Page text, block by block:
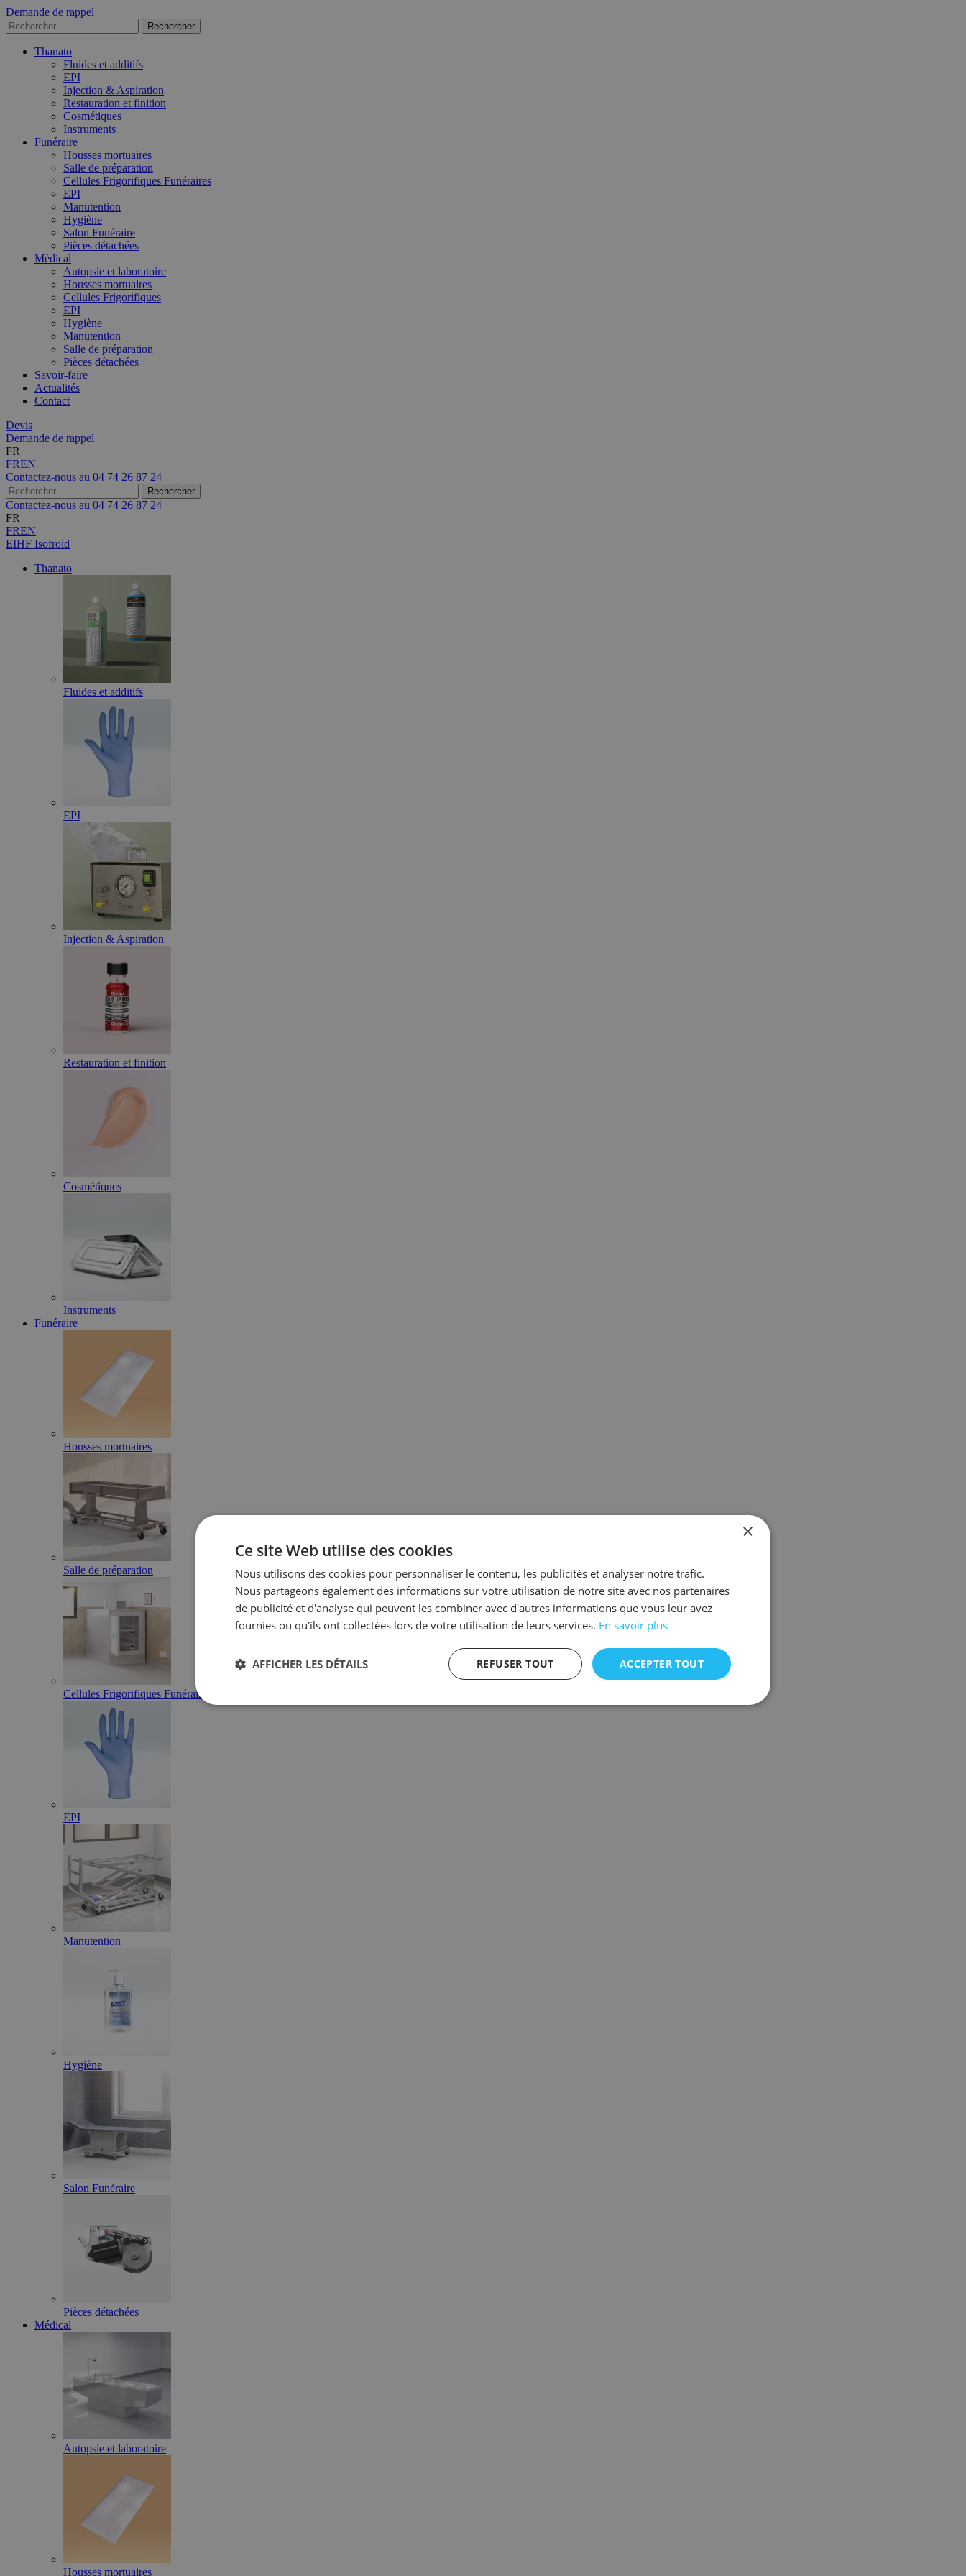
Demande de rappel
Thanato
Fluides et additifs
EPI
Injection & Aspiration
Restauration et finition
Cosmétiques
Instruments
Funéraire
Housses mortuaires
Salle de préparation
Cellules Frigorifiques Funéraires
EPI
Manutention
Hygiène
Salon Funéraire
Pièces détachées
Médical
Autopsie et laboratoire
Housses mortuaires
Cellules Frigorifiques
EPI
Hygiène
Manutention
Salle de préparation
Pièces détachées
Savoir-faire
Actualités
Contact
Devis
Demande de rappel
FR
FREN
Contactez-nous au 04 74 26 87 24
Contactez-nous au 04 74 26 87 24
FR
FREN
EIHF Isofroid
Thanato
Fluides et additifs
EPI
Injection & Aspiration
Restauration et finition
Cosmétiques
Instruments
Funéraire
Housses mortuaires
Salle de préparation
Cellules Frigorifiques Funéraires
EPI
Manutention
Hygiène
Salon Funéraire
Pièces détachées
Médical
Autopsie et laboratoire
Housses mortuaires
×
Ce site Web utilise des cookies
Nous utilisons des cookies pour personnaliser le contenu, les publicités et analyser notre trafic.
Nous partageons également des informations sur votre utilisation de notre site avec nos partenaires
de publicité et d'analyse qui peuvent les combiner avec d'autres informations que vous leur avez
fournies ou qu'ils ont collectées lors de votre utilisation de leurs services. En savoir plus
ACCEPTER TOUT
REFUSER TOUT
AFFICHER LES DÉTAILS